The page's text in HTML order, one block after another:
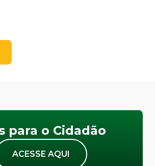
para o Cidadão
ACESSE AQUI